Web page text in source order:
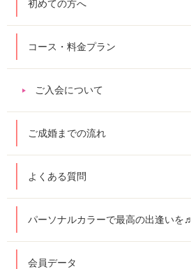
初めての方へ
コース・料金プラン
ご入会について
ご成婚までの流れ
よくある質問
パーソナルカラーで最高の出逢いを♬
会員データ